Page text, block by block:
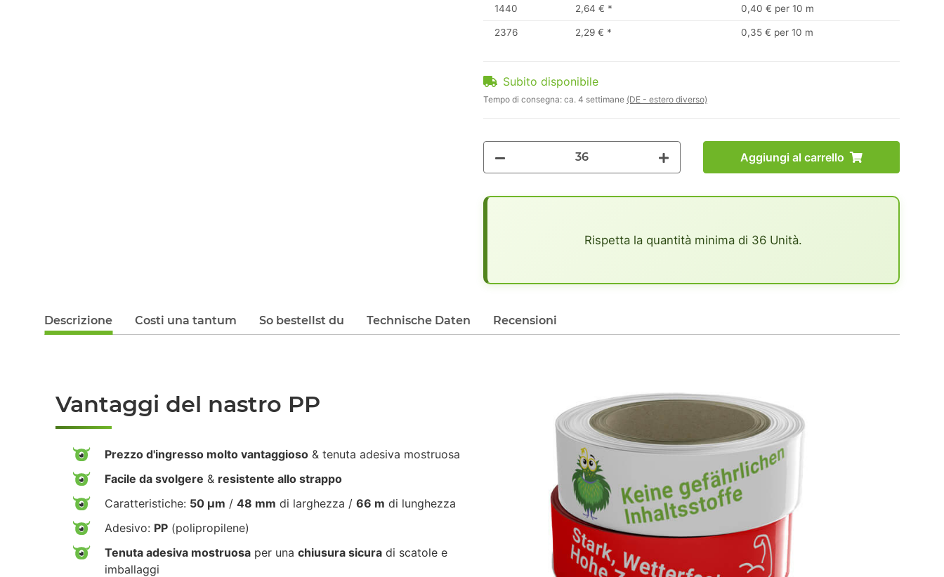
1440 2,64 € * 0,40 € per 10 m
2376 2,29 € * 0,35 € per 10 m
Subito disponibile
Tempo di consegna: ca. 4 settimane (DE - estero diverso)
Aggiungi al carrello
Rispetta la quantità minima di 36 Unità.
Descrizione Costi una tantum So bestellst du Technische Daten Recensioni
Vantaggi del nastro PP
Prezzo d'ingresso molto vantaggioso & tenuta adesiva mostruosa
Facile da svolgere & resistente allo strappo
Caratteristiche: 50 µm / 48 mm di larghezza / 66 m di lunghezza
Adesivo: PP (polipropilene)
Tenuta adesiva mostruosa per una chiusura sicura di scatole e
imballaggi